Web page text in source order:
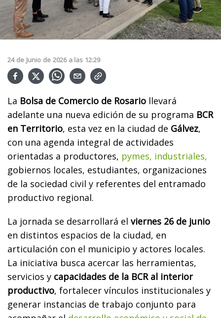
24 de Junio de 2026 a las 12:29
La Bolsa de Comercio de Rosario llevará
adelante una nueva edición de su programa BCR
en Territorio, esta vez en la ciudad de Gálvez,
con una agenda integral de actividades
orientadas a productores, pymes, industriales,
gobiernos locales, estudiantes, organizaciones
de la sociedad civil y referentes del entramado
productivo regional.
La jornada se desarrollará el viernes 26 de junio
en distintos espacios de la ciudad, en
articulación con el municipio y actores locales.
La iniciativa busca acercar las herramientas,
servicios y capacidades de la BCR al interior
productivo, fortalecer vínculos institucionales y
generar instancias de trabajo conjunto para